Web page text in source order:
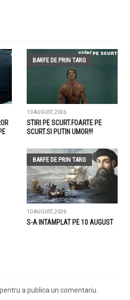
BARFE DE PRIN TARG
10 AUGUST, 2026
STIRI PE SCURT.FOARTE PE
SCURT.SI PUTIN UMOR!!!
BARFE DE PRIN TARG
10 AUGUST, 2026
S-A INTAMPLAT PE 10 AUGUST
pentru a publica un comentariu.